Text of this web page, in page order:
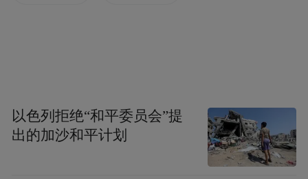
够满足居民生活和工业生产的用气需求。
作为天然气消费大省，山东面临着比较大的
以色列拒绝“和平委员会”提
出的加沙和平计划